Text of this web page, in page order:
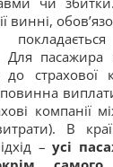
винні,
Для пасажира
до страхової
повинна
компанії
В
–усі